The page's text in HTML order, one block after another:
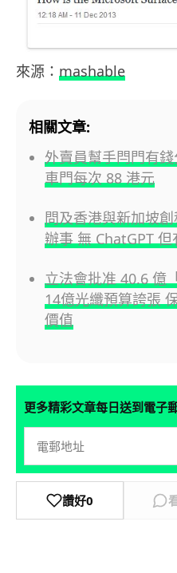
來源： mashable
相關文章:
外賣員幫手閂門有
車門每次 88 港元
問及香港與新加坡
辦事 無 ChatGPT
立法會批准 40.6 億
14億光纖預算誇張
價值
更多精彩文章每日送到電子
讚好0